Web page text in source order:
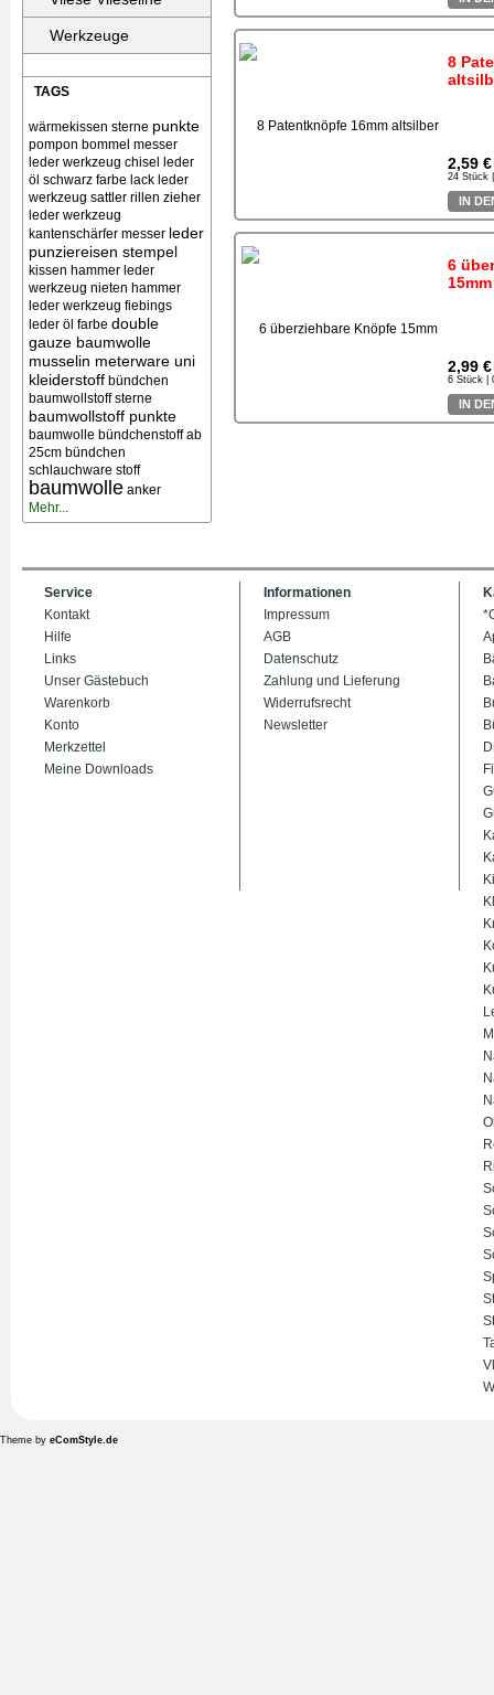
Werkzeuge
TAGS
wärmekissen sterne punkte
pompon bommel messer
leder werkzeug chisel
leder
öl schwarz farbe lack leder
werkzeug sattler rillen zieher
leder werkzeug
kantenschärfer messer leder
punziereisen stempel
kissen hammer leder
werkzeug nieten hammer
leder werkzeug fiebings
leder öl farbe double
gauze baumwolle
musselin meterware uni
kleiderstoff bündchen
baumwollstoff sterne
baumwollstoff punkte
baumwolle bündchenstoff ab
25cm bündchen
schlauchware stoff
baumwolle anker
Mehr...
8
2,59 €
24 Stück
IN
6
15mm
2,99 €
6 Stück |
IN
Service
Kontakt
Hilfe
Links
Unser Gästebuch
Warenkorb
Konto
Merkzettel
Meine Downloads
Informationen
Impressum
AGB
Datenschutz
Zahlung und Lieferung
Widerrufsrecht
Newsletter
Theme by eComStyle.de